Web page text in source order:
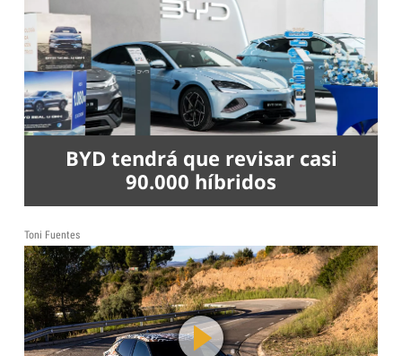
BYD tendrá que revisar casi
90.000 híbridos
Toni Fuentes